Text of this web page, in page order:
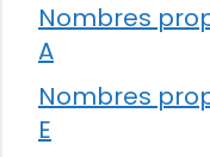
Nombres
A
Nombres
E